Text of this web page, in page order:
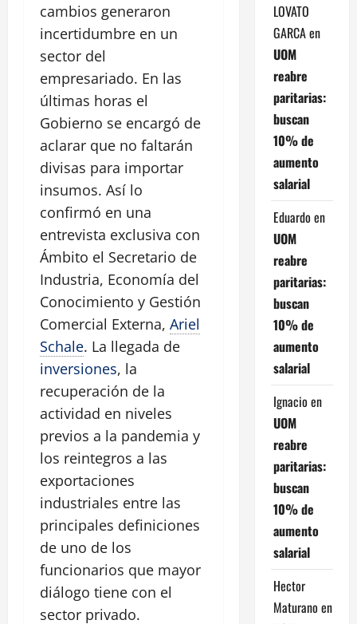
cambios generaron
incertidumbre en un
sector del
empresariado. En las
últimas horas el
Gobierno se encargó de
aclarar que no faltarán
divisas para importar
insumos. Así lo
confirmó en una
entrevista exclusiva con
Ámbito el Secretario de
Industria, Economía del
Conocimiento y Gestión
Comercial Externa, Ariel
Schale. La llegada de
inversiones, la
recuperación de la
actividad en niveles
previos a la pandemia y
los reintegros a las
exportaciones
industriales entre las
principales definiciones
de uno de los
funcionarios que mayor
diálogo tiene con el
sector privado.
LOVATO
GARCAen
UOM
reabre
paritarias:
buscan
10% de
aumento
salarial
Eduardo en
UOM
reabre
paritarias:
buscan
10% de
aumento
salarial
Ignacio en
UOM
reabre
paritarias:
buscan
10% de
aumento
salarial
Hector
Maturano en